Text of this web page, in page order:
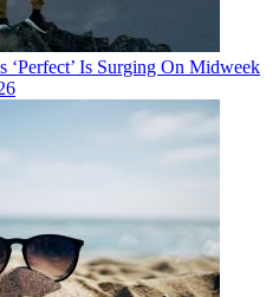
‘Perfect’ Is Surging On Midweek